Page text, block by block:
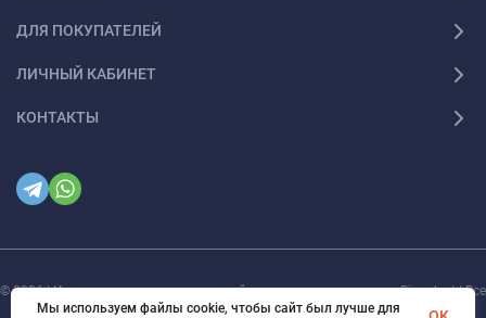
ДЛЯ ПОКУПАТЕЛЕЙ
ЛИЧНЫЙ КАБИНЕТ
КОНТАКТЫ
© 2026 | Интернет магазин инженерной сантехники и электрики Rigaplast | Все
права защищены
Мы используем файлы cookie, чтобы сайт был лучше для